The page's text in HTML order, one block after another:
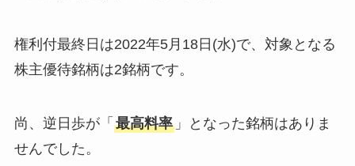
権利付最終日は2022年5月18日(水)で、対象となる
株主優待銘柄は2銘柄です。
尚、逆日歩が「 最高料率」となった銘柄はありま
せんでした。